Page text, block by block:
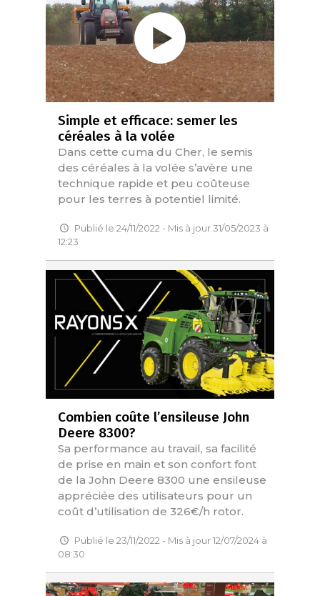
Simple et efficace: semer les
céréales à la volée
Dans cette cuma du Cher, le semis
des céréales à la volée s’avère une
technique rapide et peu coûteuse
pour les terres à potentiel limité.
Publié le 24/11/2022 - Mis à jour 31/05/2023 à
12:23
Combien coûte l’ensileuse John
Deere 8300?
Sa performance au travail, sa facilité
de prise en main et son confort font
de la John Deere 8300 une ensileuse
appréciée des utilisateurs pour un
coût d’utilisation de 326€/h rotor.
Publié le 23/11/2022 - Mis à jour 12/07/2024 à
08:30